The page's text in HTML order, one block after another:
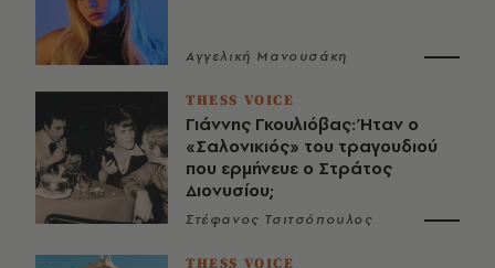
Αγγελική Μανουσάκη
THESS VOICE
Γιάννης Γκουλιόβας: Ήταν ο
«Σαλονικιός» του τραγουδιού
που ερμήνευε ο Στράτος
Διονυσίου;
Στέφανος Τσιτσόπουλος
THESS VOICE